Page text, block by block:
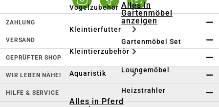
Vogelzubehör
Kleintierfutter
Kleintierzubehör
Aquaristik
Alles in Pferd
Alles in
Gartenmöbel
anzeigen
Gartenmöbel Set
Loungemöbel
Heizstrahler
ZAHLUNG
VERSAND
GEPRÜFTER SHOP
WIR LEBEN NÄHE!
HILFE & SERVICE